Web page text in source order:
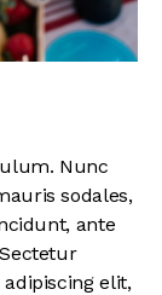
Nunc
sodales,
ante
elit,